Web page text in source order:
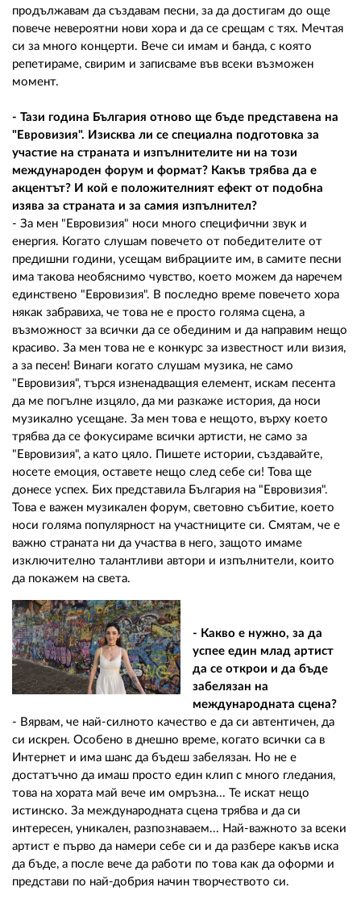
продължавам да създавам песни, за да достигам до още
повече невероятни нови хора и да се срещам с тях. Мечтая
си за много концерти. Вече си имам и банда, с която
репетираме, свирим и записваме във всеки възможен
момент.
- Тази година България отново ще бъде представена на
"Евровизия". Изисква ли се специална подготовка за
участие на страната и изпълнителите ни на този
международен форум и формат? Какъв трябва да е
акцентът? И кой е положителният ефект от подобна
изява за страната и за самия изпълнител?
- За мен "Евровизия" носи много специфични звук и
енергия. Когато слушам повечето от победителите от
предишни години, усещам вибрациите им, в самите песни
има такова необяснимо чувство, което можем да наречем
единствено "Евровизия". В последно време повечето хора
някак забравиха, че това не е просто голяма сцена, а
възможност за всички да се обединим и да направим нещо
красиво. За мен това не е конкурс за известност или визия,
а за песен! Винаги когато слушам музика, не само
"Евровизия", търся изненадващия елемент, искам песента
да ме погълне изцяло, да ми разкаже история, да носи
музикално усещане. За мен това е нещото, върху което
трябва да се фокусираме всички артисти, не само за
"Евровизия", а като цяло. Пишете истории, създавайте,
носете емоция, оставете нещо след себе си! Това ще
донесе успех. Бих представила България на "Евровизия".
Това е важен музикален форум, световно събитие, което
носи голяма популярност на участниците си. Смятам, че е
важно страната ни да участва в него, защото имаме
изключително талантливи автори и изпълнители, които
да покажем на света.
- Какво е нужно, за да
успее един млад артист
да се открои и да бъде
забелязан на
международната сцена?
- Вярвам, че най-силното качество е да си автентичен, да
си искрен. Особено в днешно време, когато всички са в
Интернет и има шанс да бъдеш забелязан. Но не е
достатъчно да имаш просто един клип с много гледания,
това на хората май вече им омръзна... Те искат нещо
истинско. За международната сцена трябва и да си
интересен, уникален, разпознаваем... Най-важното за всеки
артист е първо да намери себе си и да разбере какъв иска
да бъде, а после вече да работи по това как да оформи и
представи по най-добрия начин творчеството си.